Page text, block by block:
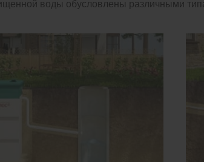
воды обусловлены различными